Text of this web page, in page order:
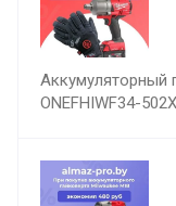
Аккумуляторный
ONEFHIWF34-